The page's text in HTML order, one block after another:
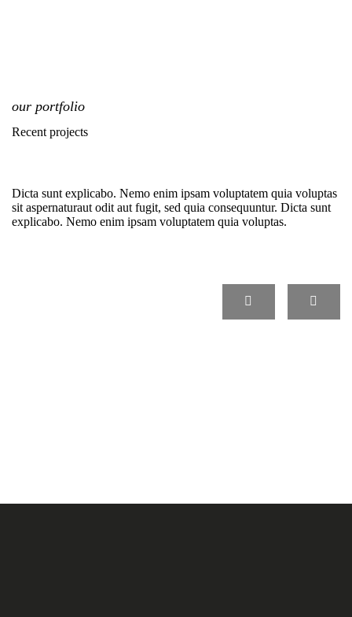
our portfolio
Recent projects
Dicta sunt explicabo. Nemo enim ipsam voluptatem quia voluptas
sit aspernaturaut odit aut fugit, sed quia consequuntur. Dicta sunt
explicabo. Nemo enim ipsam voluptatem quia voluptas.